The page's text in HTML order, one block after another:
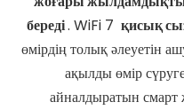
береді. WiFi 7 қисық
өмірдің толық әлеуетін
ақылды өмір
айналдыратын смарт